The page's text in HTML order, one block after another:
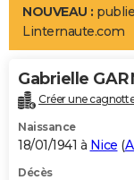
LIFESTYLE
Art de vivre
Bien-être
Loisirs
Mode
Modes de vie
Alimentation
Guide de la santé
Maladies
Médicaments
Sommeil
VOYAGE
Destinations
City break
Voyage nature
Voyage de noces
Forum
Climat
+PHOTO
GUIDES D'ACHAT
NOUVEAU :
Linternaute.com
Gabrielle
Créer une
Naissance
18/01/1941 à Nice (
Décès